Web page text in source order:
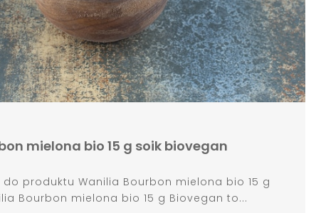
mielona bio 15 g soik biovegan
do produktu Wanilia Bourbon mielona bio 15 g
Bourbon mielona bio 15 g Biovegan to...